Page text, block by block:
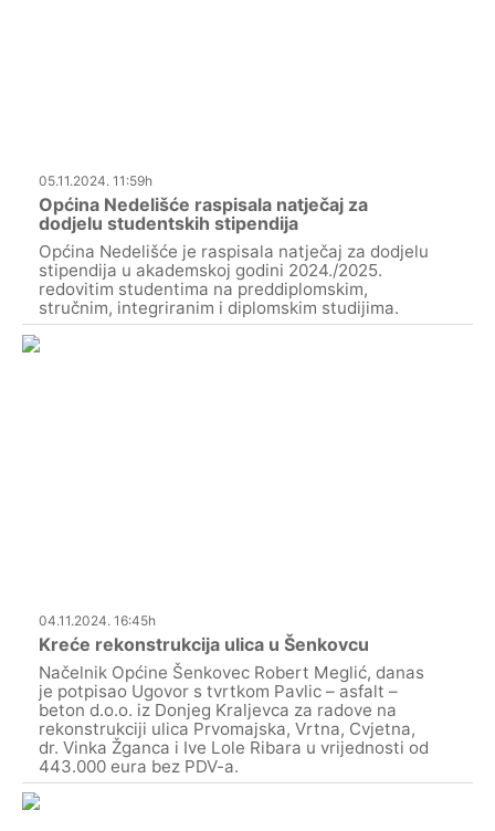
05.11.2024. 11:59h
Općina Nedelišće raspisala natječaj za
dodjelu studentskih stipendija
Općina Nedelišće je raspisala natječaj za dodjelu
stipendija u akademskoj godini 2024./2025.
redovitim studentima na preddiplomskim,
stručnim, integriranim i diplomskim studijima.
04.11.2024. 16:45h
Kreće rekonstrukcija ulica u Šenkovcu
Načelnik Općine Šenkovec Robert Meglić, danas
je potpisao Ugovor s tvrtkom Pavlic – asfalt –
beton d.o.o. iz Donjeg Kraljevca za radove na
rekonstrukciji ulica Prvomajska, Vrtna, Cvjetna,
dr. Vinka Žganca i Ive Lole Ribara u vrijednosti od
443.000 eura bez PDV-a.